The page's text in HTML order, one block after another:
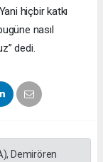
hiçbir katkı
nasıl
dedi.
Demirören